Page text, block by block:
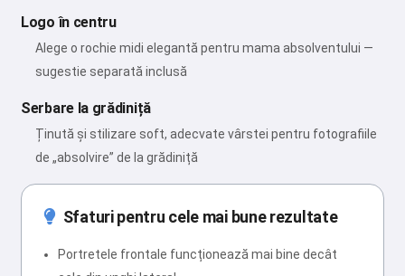
Logo în centru
Alege o rochie midi elegantă pentru mama absolventului —
sugestie separată inclusă
Serbare la grădiniță
Ținută și stilizare soft, adecvate vârstei pentru fotografiile
de „absolvire” de la grădiniță
Sfaturi pentru cele mai bune rezultate
Portretele frontale funcționează mai bine decât